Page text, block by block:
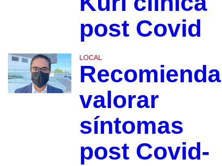
post Covid
LOCAL
Recomienda
valorar
síntomas
post Covid-